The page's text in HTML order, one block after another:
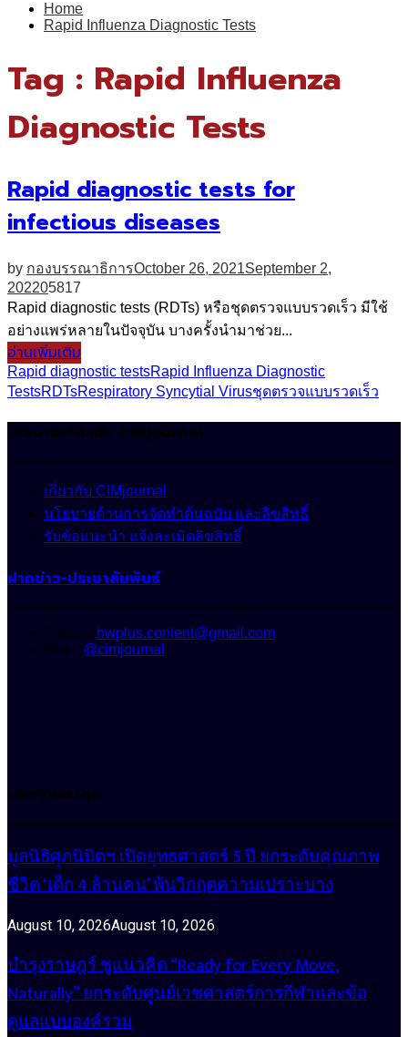
Home
Rapid Influenza Diagnostic Tests
Tag : Rapid Influenza
Diagnostic Tests
Rapid diagnostic tests for
infectious diseases
by กองบรรณาธิการOctober 26, 2021September 2,
202205817
Rapid diagnostic tests (RDTs) หรือชุดตรวจแบบรวดเร็ว มีใช้
อย่างแพร่หลายในปัจจุบัน บางครั้งนำมาช่วย...
อ่านเพิ่มเติม
Rapid diagnostic testsRapid Influenza Diagnostic
TestsRDTsRespiratory Syncytial Virusชุดตรวจแบบรวดเร็ว
นโยบายเกี่ยวกับ CIMjournal
เกี่ยวกับ CIMjournal
นโยบายด้านการจัดทำต้นฉบับ และลิขสิทธิ์
รับข้อแนะนำ แจ้งละเมิดลิขสิทธิ์
ฝากข่าว-ประชาสัมพันธ์
E-mail : hwplus.content@gmail.com
Line : @cimjournal
บทความล่าสุด
มูลนิธิศุภนิมิตฯ เปิดยุทธศาสตร์ 5 ปี ยกระดับคุณภาพ
ชีวิต ‘เด็ก 4 ล้านคน’ พ้นวิกฤตความเปราะบาง
August 10, 2026August 10, 2026
บำรุงราษฎร์ ชูแนวคิด “Ready for Every Move,
Naturally” ยกระดับศูนย์เวชศาสตร์การกีฬาและข้อ
ดูแลแบบองค์รวม